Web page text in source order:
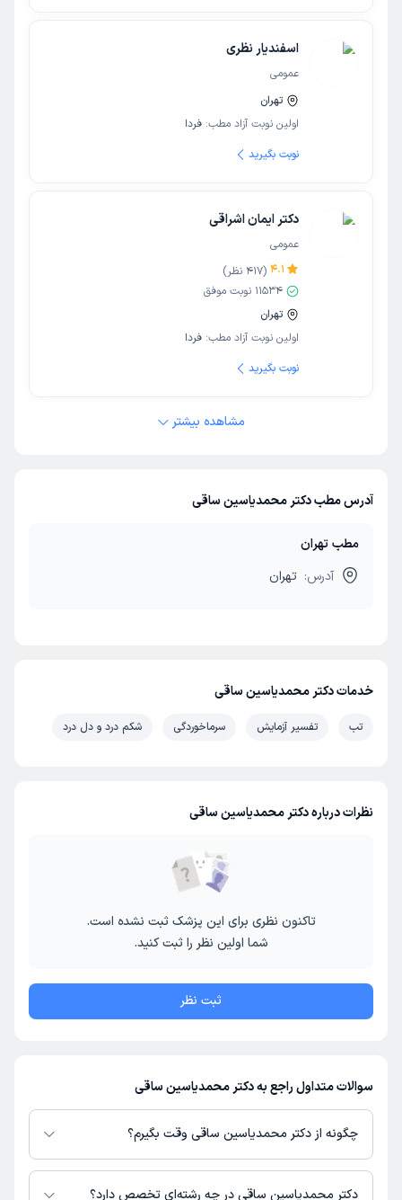
اسفندیار نظری
عمومی
تهران
اولین نوبت آزاد مطب: فردا
نوبت بگیرید
دکتر ایمان اشراقی
عمومی
4.1
(
417 نظر)
11534 نوبت موفق
تهران
اولین نوبت آزاد مطب: فردا
نوبت بگیرید
مشاهده بیشتر
آدرس مطب دکتر محمدیاسین ساقی
مطب تهران
آدرس: تهران
خدمات دکتر محمدیاسین ساقی
تب تفسیر آزمایش سرماخوردگی شکم درد و دل درد
نظرات درباره دکتر محمدیاسین ساقی
تاکنون نظری برای این پزشک ثبت نشده است.
شما اولین نظر را ثبت کنید.
ثبت نظر
سوالات متداول راجع به دکتر محمدیاسین ساقی
چگونه از دکتر محمدیاسین ساقی وقت بگیرم؟
در صورتی کهدکتر محمدیاسین ساقیدارای پروفایل فعال و نوبت‌دهی باز در
پلتفرم دکترتو باشند، می‌توانید از طریق این پلتفرم برای دریافت نوبت اقدام کنید.
دکتر محمدیاسین ساقی در چه رشته‌ای تخصص دارد؟